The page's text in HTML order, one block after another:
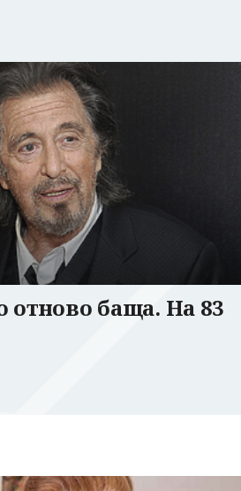
баща. На 83